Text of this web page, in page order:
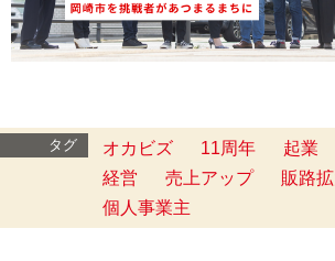
タグ オカビズ 11周年 起業
経営
売上アップ 販路
個人事業主